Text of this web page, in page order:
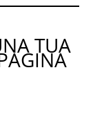
TUA